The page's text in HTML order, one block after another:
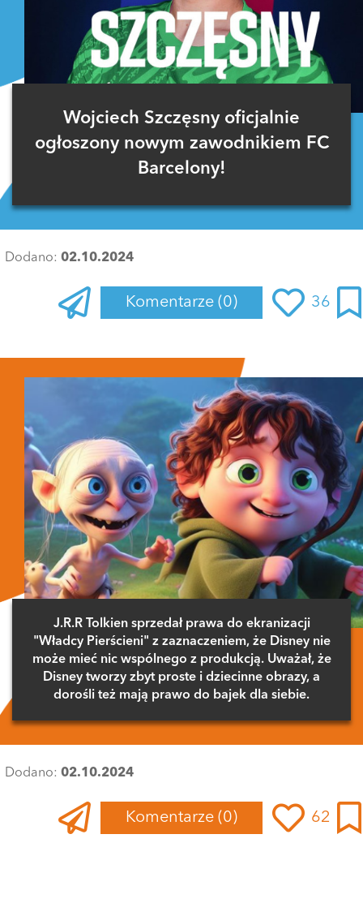
Wojciech Szczęsny oficjalnie
ogłoszony nowym zawodnikiem FC
Barcelony!
Dodano: 02.10.2024
Komentarze (0) 36
J.R.R Tolkien sprzedał prawa do ekranizacji
"Władcy Pierścieni" z zaznaczeniem, że Disney nie
może mieć nic wspólnego z produkcją. Uważał, że
Disney tworzy zbyt proste i dziecinne obrazy, a
dorośli też mają prawo do bajek dla siebie.
Dodano: 02.10.2024
Komentarze (0) 62